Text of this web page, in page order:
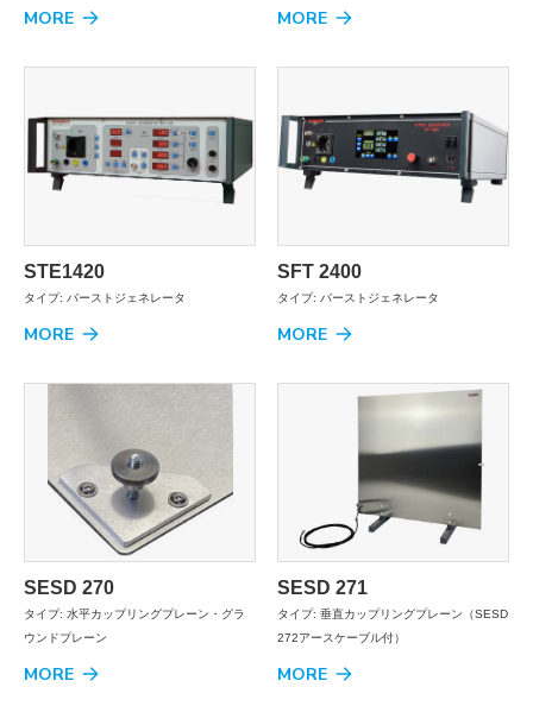
MORE MORE
STE1420
タイプ: バーストジェネレータ
MORE
SFT 2400
タイプ: バーストジェネレータ
MORE
SESD 270
タイプ: 水平カップリングプレーン・グラ
ウンドプレーン
MORE
SESD 271
タイプ: 垂直カップリングプレーン（SESD
272アースケーブル付）
MORE